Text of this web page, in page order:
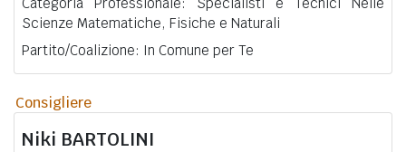
Scienze Matematiche, Fisiche e Naturali
Partito/Coalizione: In Comune per Te
Consigliere
Niki BARTOLINI